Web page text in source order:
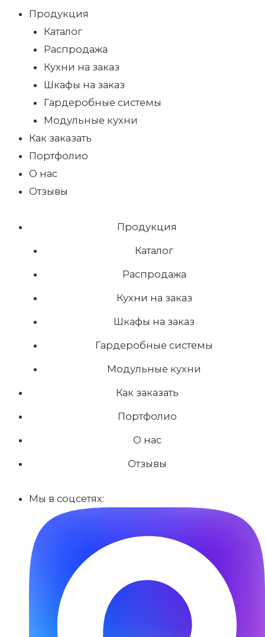
Продукция
Каталог
Распродажа
Кухни на заказ
Шкафы на заказ
Гардеробные системы
Модульные кухни
Как заказать
Портфолио
О нас
Отзывы
Продукция
Каталог
Распродажа
Кухни на заказ
Шкафы на заказ
Гардеробные системы
Модульные кухни
Как заказать
Портфолио
О нас
Отзывы
Мы в соцсетях: